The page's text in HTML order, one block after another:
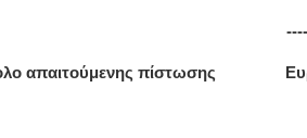
απαιτούμενης πίστωσης